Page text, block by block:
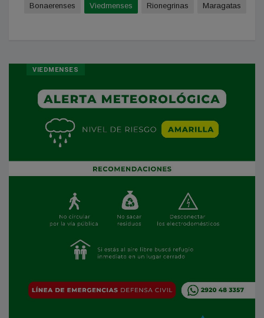
Bonaerenses Viedmenses Rionegrinas Maragatas
VIEDMENSES